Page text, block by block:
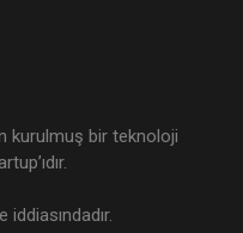
kurulmuş bir teknoloji